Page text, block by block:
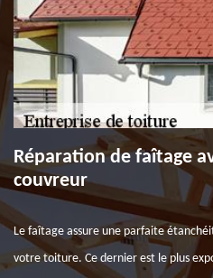
Réparation de faîtage
couvreur
Le faîtage assure une parfaite
votre toiture. Ce dernier est le plus